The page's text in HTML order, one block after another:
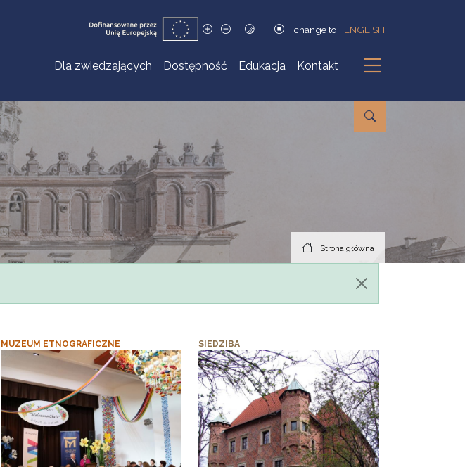
change to ENGLISH
Dla zwiedzających Dostępność Edukacja Kontakt
Podmenu
Strona główna
MUZEUM ETNOGRAFICZNE SIEDZIBA